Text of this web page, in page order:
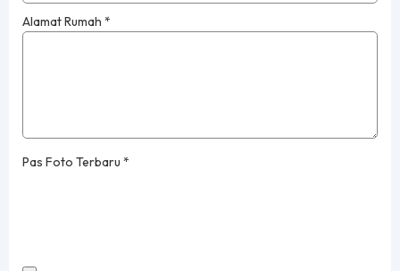
Alamat Rumah *
Pas Foto Terbaru *